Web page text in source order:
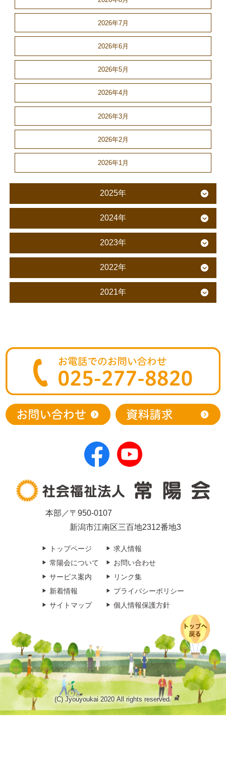
2026年7月
2026年6月
2026年5月
2026年4月
2026年3月
2026年2月
2026年1月
2025年
2024年
2023年
2022年
2021年
本部／〒950-0107
新潟市江南区三百地2312番地3
トップページ
常陽会について
サービス案内
新着情報
サイトマップ
求人情報
お問い合わせ
リンク集
プライバシーポリシー
個人情報保護方針
(C) Jyouyoukai 2020 All rights reserved.